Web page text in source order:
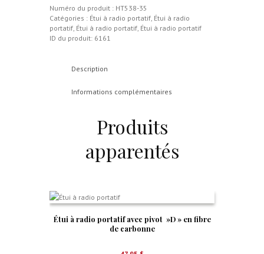
Numéro du produit : HT538-35
Catégories : Étui à radio portatif Étui à radio
portatif Étui à radio portatif Étui à radio portatif
ID du produit: 6161
Description
Informations complémentaires
Produits
apparentés
Étui à radio portatif avec pivot »D » en fibre
de carbonne